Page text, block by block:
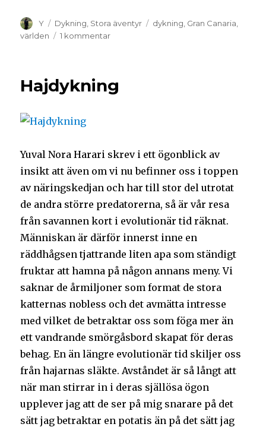
Y Dykning Stora äventyr dykning Gran Canaria
världen
1 kommentar
Hajdykning
Yuval Nora Harari skrev i ett ögonblick av
insikt att även om vi nu befinner oss i toppen
av näringskedjan och har till stor del utrotat
de andra större predatorerna, så är vår resa
från savannen kort i evolutionär tid räknat.
Människan är därför innerst inne en
räddhågsen tjattrande liten apa som ständigt
fruktar att hamna på någon annans meny. Vi
saknar de årmiljoner som format de stora
katternas nobless och det avmätta intresse
med vilket de betraktar oss som föga mer än
ett vandrande smörgåsbord skapat för deras
behag. En än längre evolutionär tid skiljer oss
från hajarnas släkte. Avståndet är så långt att
när man stirrar in i deras själlösa ögon
upplever jag att de ser på mig snarare på det
sätt jag betraktar en potatis än på det sätt jag